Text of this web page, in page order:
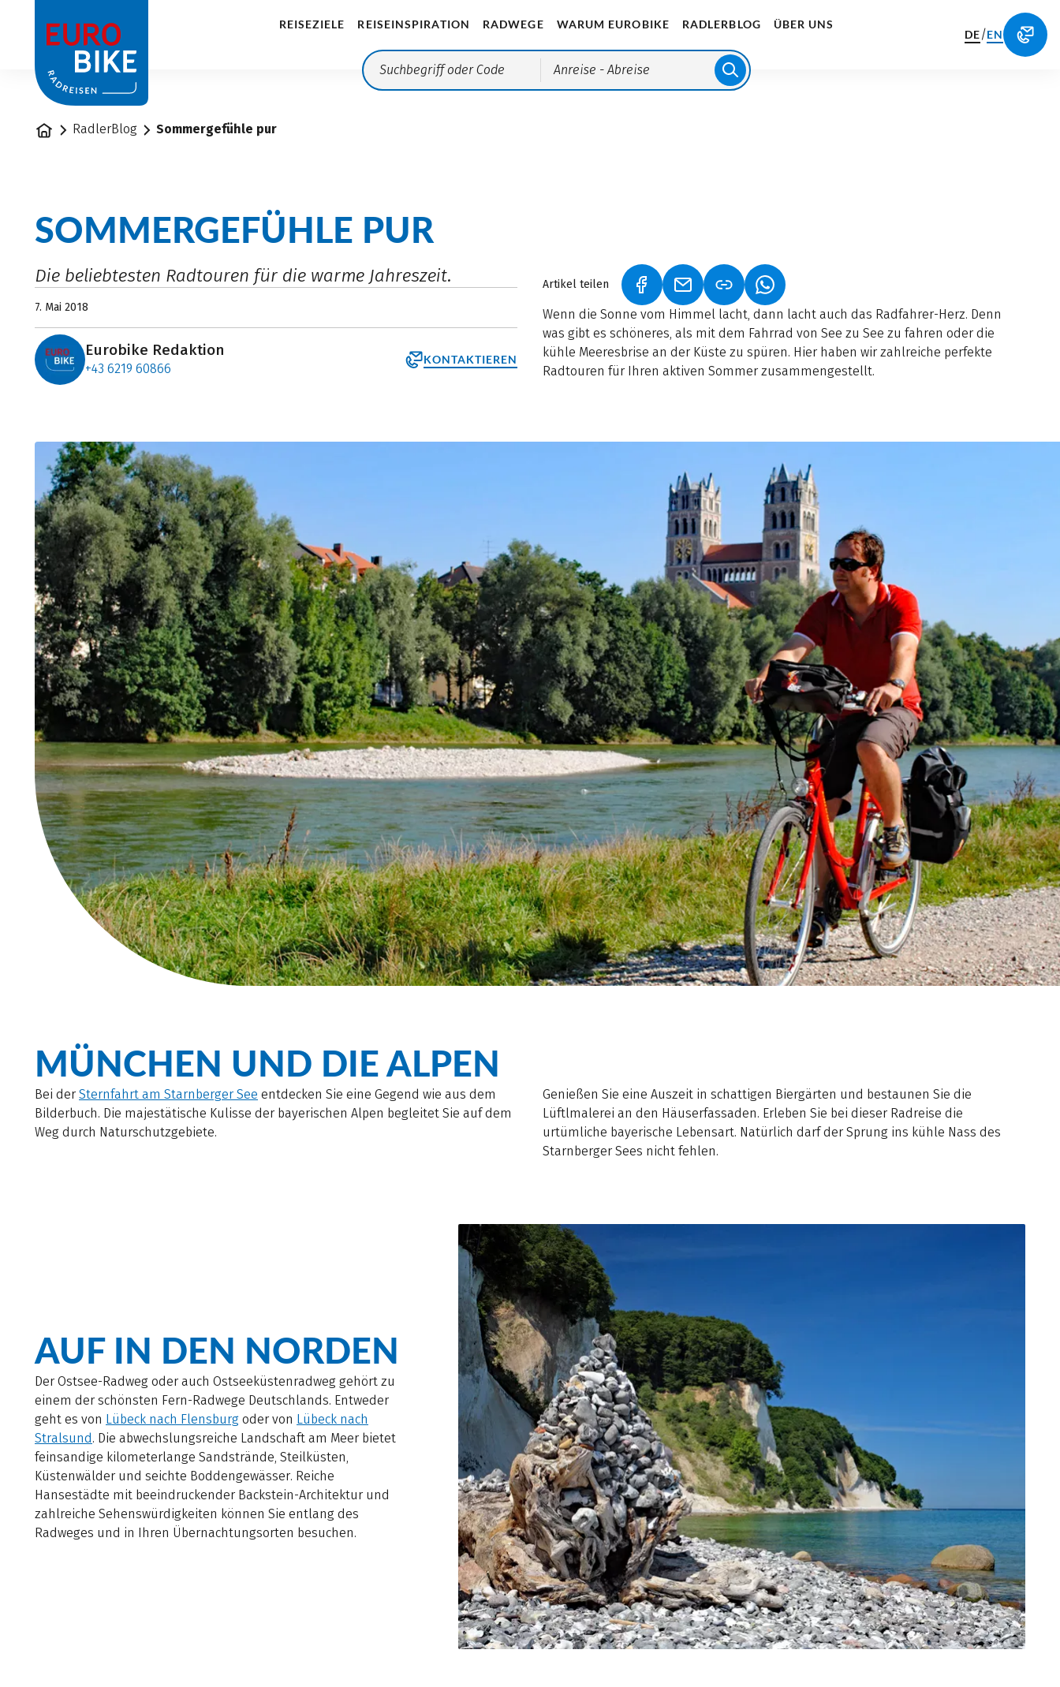
REISEZIELE REISEINSPIRATION RADWEGE WARUM EUROBIKE RADLERBLOG ÜBER UNS
Anreise - Abreise
DE/EN
StartseiteRadlerBlog Sommergefühle pur
SOMMERGEFÜHLE PUR
Die beliebtesten Radtouren für die warme Jahreszeit.
7. Mai 2018
Eurobike Redaktion
+43 6219 60866
KONTAKTIEREN
Artikel teilen (LINK ÖFFNET IN NEUEM TAB)
(LINK ÖFFNET IN NEUEM TAB)
(LINK ÖFFNET IN NEUEM TAB)
Wenn die Sonne vom Himmel lacht, dann lacht auch das Radfahrer-Herz. Denn
was gibt es schöneres, als mit dem Fahrrad von See zu See zu fahren oder die
kühle Meeresbrise an der Küste zu spüren. Hier haben wir zahlreiche perfekte
Radtouren für Ihren aktiven Sommer zusammengestellt.
MÜNCHEN UND DIE ALPEN
Bei der Sternfahrt am Starnberger See entdecken Sie eine Gegend wie aus dem
Bilderbuch. Die majestätische Kulisse der bayerischen Alpen begleitet Sie auf dem
Weg durch Naturschutzgebiete.
Genießen Sie eine Auszeit in schattigen Biergärten und bestaunen Sie die
Lüftlmalerei an den Häuserfassaden. Erleben Sie bei dieser Radreise die
urtümliche bayerische Lebensart. Natürlich darf der Sprung ins kühle Nass des
Starnberger Sees nicht fehlen.
AUF IN DEN NORDEN
Der Ostsee-Radweg oder auch Ostseeküstenradweg gehört zu
einem der schönsten Fern-Radwege Deutschlands. Entweder
geht es von Lübeck nach Flensburg oder von Lübeck nach
Stralsund . Die abwechslungsreiche Landschaft am Meer bietet
feinsandige kilometerlange Sandstrände, Steilküsten,
Küstenwälder und seichte Boddengewässer. Reiche
Hansestädte mit beeindruckender Backstein-Architektur und
zahlreiche Sehenswürdigkeiten können Sie entlang des
Radweges und in Ihren Übernachtungsorten besuchen.